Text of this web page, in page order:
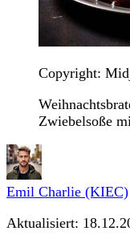
Copyright:
Zwiebelsoße
Emil Charlie (KIEC)
Aktualisiert: